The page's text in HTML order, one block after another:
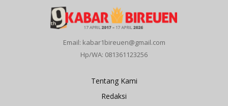
Email: kabar1bireuen@gmail.com
Hp/WA: 081361123256
Tentang Kami
Redaksi